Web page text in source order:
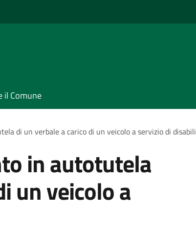
il Comune
di un verbale a carico di un veicolo a servizio di disabili
in autotutela
un veicolo a